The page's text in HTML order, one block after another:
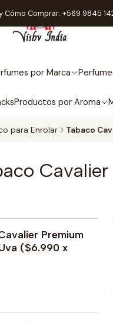
por Marca
Productos por Aroma
Cómo Comprar: +569 9845
para Enrolar Tabaco
Cavalier
Premium
($6.990 x